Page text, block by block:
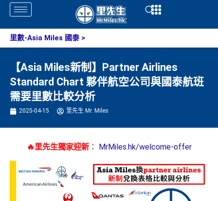
Skip
content
Open
里數-Asia Miles 國泰>
【Asia Miles新制】Partner Airlines
Standard Chart 夥伴航空公司與國泰航班
需要里數比較分析
2025-04-15 里先生 Mr. Miles
🔥里先生獨家迎新： MrMiles.hk/welcome-offer